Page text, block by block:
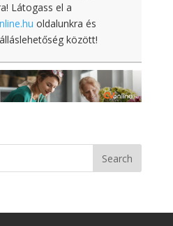
Látogass el a
oldalunkra és
között!